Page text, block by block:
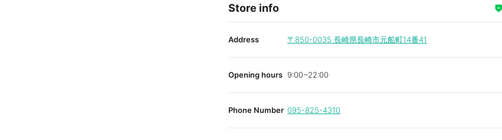
Store info
Address 〒850-0035 長崎県長崎市元船町14番41
Opening hours 9:00~22:00
Phone Number 095-825-4310